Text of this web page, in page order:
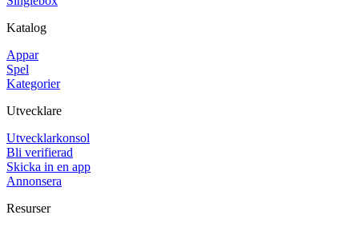
Katalog
Appar
Spel
Kategorier
Utvecklare
Utvecklarkonsol
Bli verifierad
Skicka in en app
Annonsera
Resurser